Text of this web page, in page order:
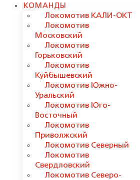
КОМАНДЫ
Локомотив КАЛИ-ОКТ
Локомотив
Московский
Локомотив
Горьковский
Локомотив
Куйбышевский
Локомотив Южно-
Уральский
Локомотив Юго-
Восточный
Локомотив
Приволжский
Локомотив Северный
Локомотив
Свердловский
Локомотив Северо-